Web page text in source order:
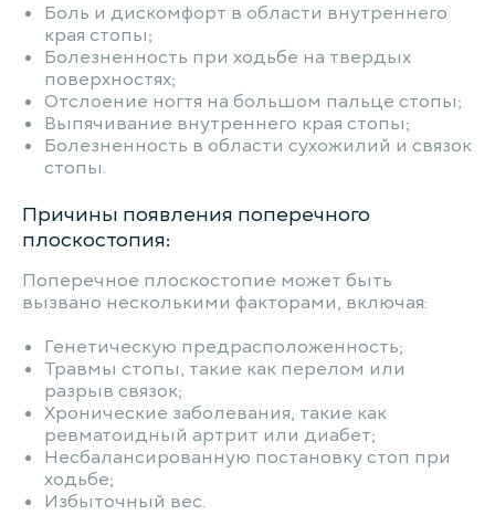
Боль и дискомфорт в области внутреннего
края стопы;
Болезненность при ходьбе на твердых
поверхностях;
Отслоение ногтя на большом пальце стопы;
Выпячивание внутреннего края стопы;
Болезненность в области сухожилий и связок
стопы.
Причины появления поперечного
плоскостопия:
Поперечное плоскостопие может быть
вызвано несколькими факторами, включая:
Генетическую предрасположенность;
Травмы стопы, такие как перелом или
разрыв связок;
Хронические заболевания, такие как
ревматоидный артрит или диабет;
Несбалансированную постановку стоп при
ходьбе;
Избыточный вес.